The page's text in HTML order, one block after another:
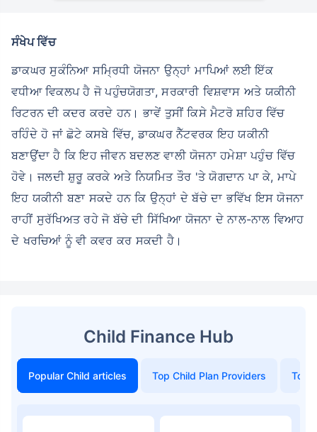
ਸੰਖੇਪ ਵਿੱਚ
ਡਾਕਘਰ ਸੁਕੰਨਿਆ ਸਮ੍ਰਿਧੀ ਯੋਜਨਾ ਉਨ੍ਹਾਂ ਮਾਪਿਆਂ ਲਈ ਇੱਕ
ਵਧੀਆ ਵਿਕਲਪ ਹੈ ਜੋ ਪਹੁੰਚਯੋਗਤਾ, ਸਰਕਾਰੀ ਵਿਸ਼ਵਾਸ ਅਤੇ ਯਕੀਨੀ
ਰਿਟਰਨ ਦੀ ਕਦਰ ਕਰਦੇ ਹਨ। ਭਾਵੇਂ ਤੁਸੀਂ ਕਿਸੇ ਮੈਟਰੋ ਸ਼ਹਿਰ ਵਿੱਚ
ਰਹਿੰਦੇ ਹੋ ਜਾਂ ਛੋਟੇ ਕਸਬੇ ਵਿੱਚ, ਡਾਕਘਰ ਨੈੱਟਵਰਕ ਇਹ ਯਕੀਨੀ
ਬਣਾਉਂਦਾ ਹੈ ਕਿ ਇਹ ਜੀਵਨ ਬਦਲਣ ਵਾਲੀ ਯੋਜਨਾ ਹਮੇਸ਼ਾ ਪਹੁੰਚ ਵਿੱਚ
ਹੋਵੇ। ਜਲਦੀ ਸ਼ੁਰੂ ਕਰਕੇ ਅਤੇ ਨਿਯਮਿਤ ਤੌਰ 'ਤੇ ਯੋਗਦਾਨ ਪਾ ਕੇ, ਮਾਪੇ
ਇਹ ਯਕੀਨੀ ਬਣਾ ਸਕਦੇ ਹਨ ਕਿ ਉਨ੍ਹਾਂ ਦੇ ਬੱਚੇ ਦਾ ਭਵਿੱਖ ਇਸ ਯੋਜਨਾ
ਰਾਹੀਂ ਸੁਰੱਖਿਅਤ ਰਹੇ ਜੋ ਬੱਚੇ ਦੀ ਸਿੱਖਿਆ ਯੋਜਨਾ ਦੇ ਨਾਲ-ਨਾਲ ਵਿਆਹ
ਦੇ ਖਰਚਿਆਂ ਨੂੰ ਵੀ ਕਵਰ ਕਰ ਸਕਦੀ ਹੈ।
Child Finance Hub
Popular Child articles Top Child Plan Providers Top